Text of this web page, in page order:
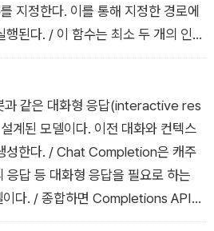
지정한다. 이를 통해 지정한 경로에
된다. / 이 함수는 최소 두 개의 인수
와 Response라는 객체로, 각각
청과 서버로부터 클라이언트에 반환
. / 이 함수에서 필요에 따라 프로세스
의 render 메서드로 페이지를
인수에 지정한 템플릿 파일을 렌더
출력한다. 두 번째 인수에는 템플릿
모아서 지정할 수 있다. 그러면 객체
으로 사용할 수 있다.
같은 대화형 응답(interactive res
계된 모델이다. 이전 대화와 컨텍스
성한다. / Chat Completion은 캐주
응답 등 대화형 응답을 필요로 하는
이다. / 종합하면 Completions API는
기 위해 사용되고, Chat Completion